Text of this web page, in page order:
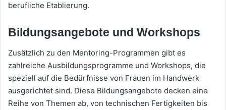
berufliche Etablierung.
Bildungsangebote und Workshops
Zusätzlich zu den Mentoring-Programmen gibt es
zahlreiche Ausbildungsprogramme und Workshops, die
speziell auf die Bedürfnisse von Frauen im Handwerk
ausgerichtet sind. Diese Bildungsangebote decken eine
Reihe von Themen ab, von technischen Fertigkeiten bis